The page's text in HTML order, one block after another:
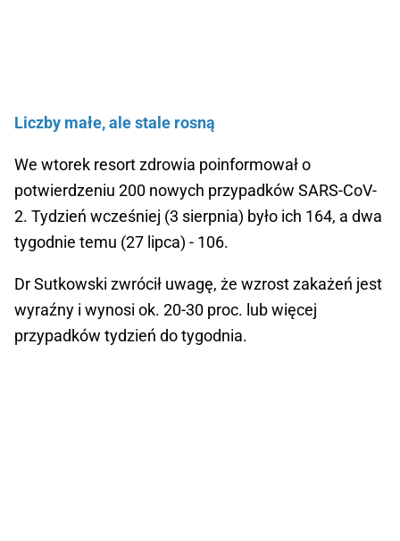
Liczby małe, ale stale rosną
We wtorek resort zdrowia poinformował o
potwierdzeniu 200 nowych przypadków SARS-CoV-
2. Tydzień wcześniej (3 sierpnia) było ich 164, a dwa
tygodnie temu (27 lipca) - 106.
Dr Sutkowski zwrócił uwagę, że wzrost zakażeń jest
wyraźny i wynosi ok. 20-30 proc. lub więcej
przypadków tydzień do tygodnia.